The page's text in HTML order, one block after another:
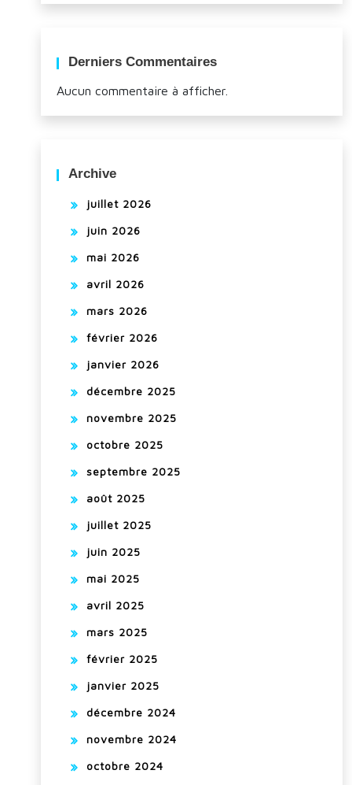
Derniers Commentaires
Aucun commentaire à afficher.
Archive
juillet 2026
juin 2026
mai 2026
avril 2026
mars 2026
février 2026
janvier 2026
décembre 2025
novembre 2025
octobre 2025
septembre 2025
août 2025
juillet 2025
juin 2025
mai 2025
avril 2025
mars 2025
février 2025
janvier 2025
décembre 2024
novembre 2024
octobre 2024